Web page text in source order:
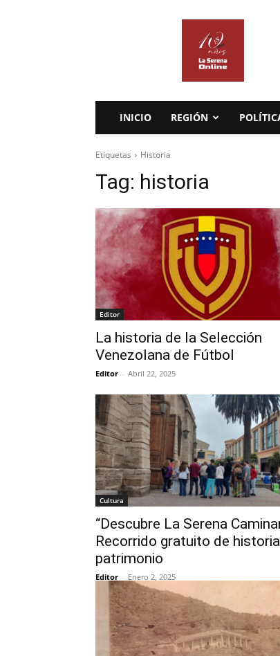
INICIO REGIÓN
Etiquetas Historia
Tag: historia
Editor
La historia de la Selección
Venezolana de Fútbol
Editor - Abril 22, 2025
Cultura
“Descubre La Serena
Recorrido gratuito de
patrimonio
Editor - Enero 2, 2025